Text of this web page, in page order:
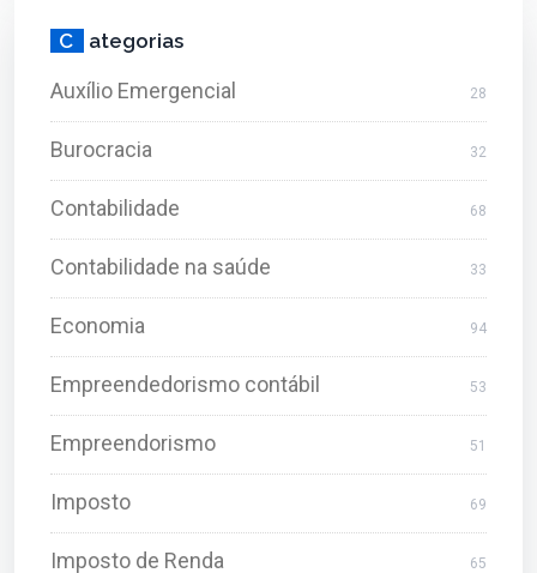
C ategorias
Auxílio Emergencial 28
Burocracia 32
Contabilidade 68
Contabilidade na saúde 33
Economia 94
Empreendedorismo contábil 53
Empreendorismo 51
Imposto 69
Imposto de Renda 65